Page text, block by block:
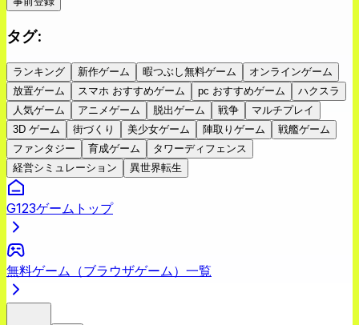
タグ:
ランキング 新作ゲーム 暇つぶし無料ゲーム
オンラインゲーム
放置ゲーム
スマホ おすすめゲーム pc おすすめゲーム
ハクスラ
人気ゲーム
アニメゲーム 脱出ゲーム 戦争
マルチプレイ
3D ゲーム
街づくり 美少女ゲーム 陣取りゲーム
戦艦ゲーム
ファンタジー
育成ゲーム
タワーディフェンス
経営シミュレーション
異世界転生
G123ゲームトップ
無料ゲーム（ブラウザゲーム）一覧